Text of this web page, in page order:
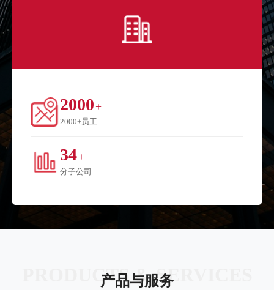
2000 +
2000+员工
34+
分子公司
PRODUCTS & SERVICES
产品与服务